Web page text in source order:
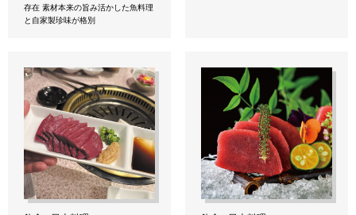
存在 素材本来の旨み活かした魚料理
と自家製珍味が格別